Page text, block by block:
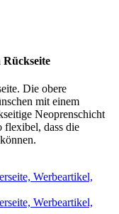
Die obere
mit einem
Neoprenschicht
flexibel, dass die